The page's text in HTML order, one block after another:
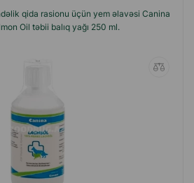
qida rasionu üçün yem əlavəsi Canina
Oil təbii balıq yağı 250 ml.